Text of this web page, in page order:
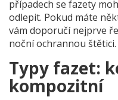
případech se fazety
odlepit. Pokud máte
vám doporučí nejprve
noční ochrannou štětici.
Typy fazet:
kompozitní